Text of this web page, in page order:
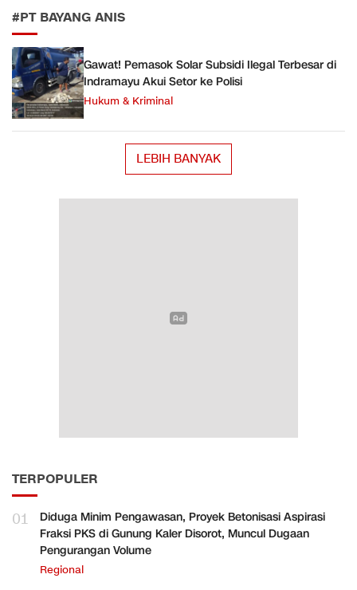
#PT BAYANG ANIS
Gawat! Pemasok Solar Subsidi Ilegal Terbesar di
Indramayu Akui Setor ke Polisi
Hukum & Kriminal
LEBIH BANYAK
TERPOPULER
01
Diduga Minim Pengawasan, Proyek Betonisasi Aspirasi
Fraksi PKS di Gunung Kaler Disorot, Muncul Dugaan
Pengurangan Volume
Regional